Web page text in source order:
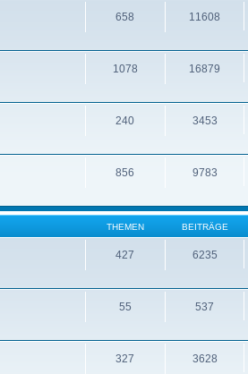
658 11608
1078 16879
240 3453
856 9783
THEMEN BEITRÄGE
427 6235
55 537
327 3628